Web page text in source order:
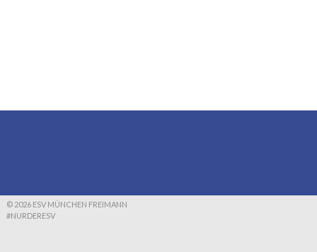
© 2026 ESV MÜNCHEN FREIMANN
#NURDERESV